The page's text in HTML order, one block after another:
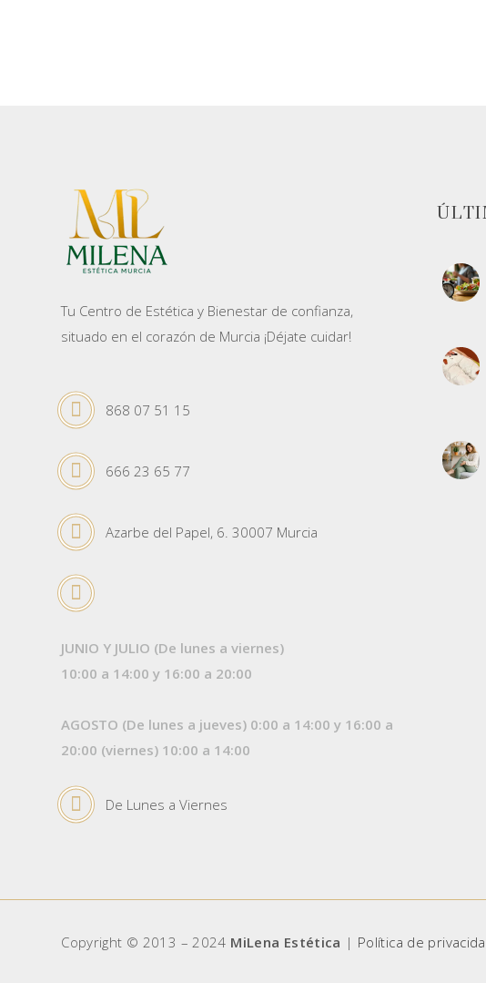
Tu Centro de Estética y Bienestar de confianza,
situado en el corazón de Murcia ¡Déjate cuidar!
868 07 51 15
666 23 65 77
Azarbe del Papel, 6. 30007 Murcia
JUNIO Y JULIO (De lunes a viernes)
10:00 a 14:00 y 16:00 a 20:00
AGOSTO (De lunes a jueves) 0:00 a 14:00 y 16:00 a
20:00 (viernes) 10:00 a 14:00
De Lunes a Viernes
Copyright © 2013 – 2024 MiLena Estética | Política de